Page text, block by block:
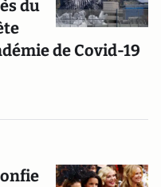
du
de Covid-19